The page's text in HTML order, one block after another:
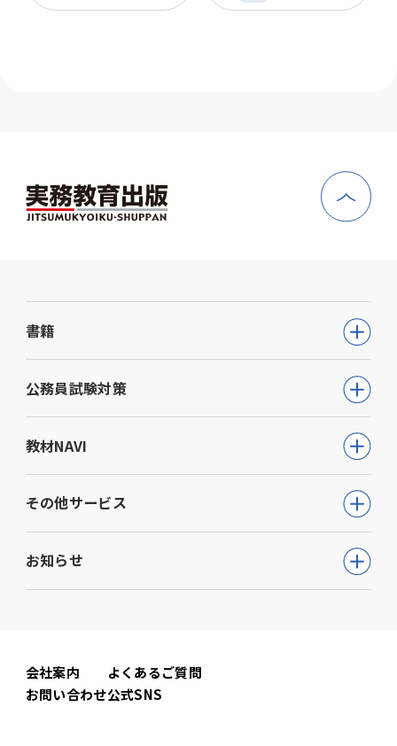
書籍
公務員試験
教員採用試験
就職・資格・検定
教育・学参
ビジネス
生活実用・教養
心理学
公務員試験対策
公務員試験について知る
通信講座
動画で学ぶ【公務員合格】シリーズ
書籍
模擬試験
教材NAVI
高等学校向け事業
大学・短期大学向け事業
専門学校向け事業
中学校向け事業
その他サービス
ウェルネス(心理検査他)
児童発達支援事業
お知らせ
書籍関連
会社案内
お問い合わせ
よくあるご質問
公式SNS